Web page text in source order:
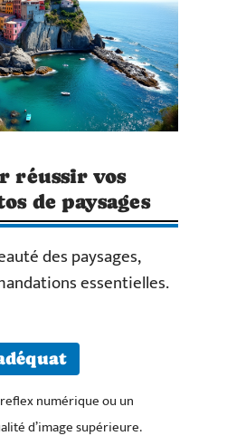
réussir vos
de paysages
des paysages,
essentielles.
numérique ou un
d’image supérieure.